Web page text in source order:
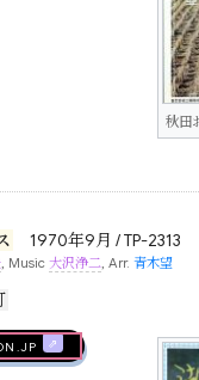
秋田
1970年9月 / TP-2313
, Music大沢浄二, Arr.青木望